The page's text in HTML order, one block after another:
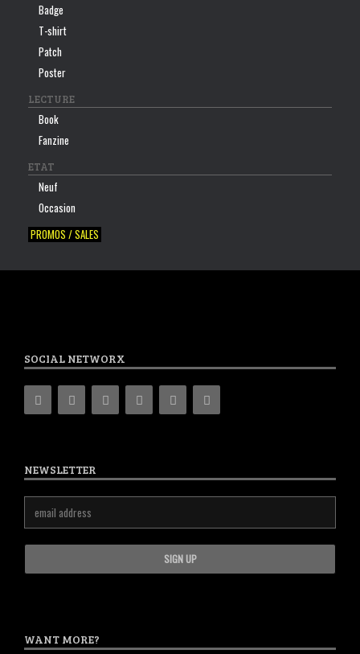
Badge
T-shirt
Patch
Poster
LECTURE
Book
Fanzine
ETAT
Neuf
Occasion
PROMOS / SALES
SOCIAL NETWORX
NEWSLETTER
WANT MORE?